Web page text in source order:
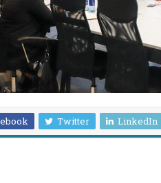
Twitter LinkedIn